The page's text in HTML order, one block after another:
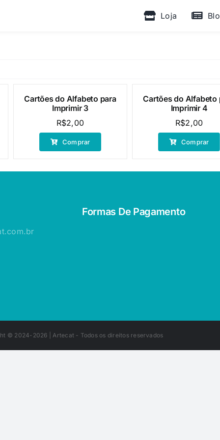
Loja
Cartões do Alfabeto para
Imprimir 3
R$2,00
Comprar
Cartões do Alfabeto
Imprimir 4
R$2,00
Comprar
Formas De Pagamento
© 2024-2026 |Artecat - Todos os direitos reservados